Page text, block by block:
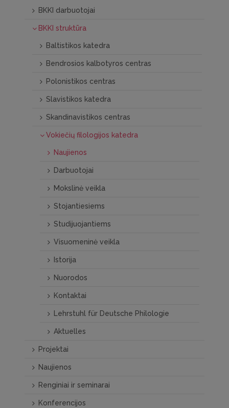
BKKI darbuotojai
BKKI struktūra
Baltistikos katedra
Bendrosios kalbotyros centras
Polonistikos centras
Slavistikos katedra
Skandinavistikos centras
Vokiečių filologijos katedra
Naujienos
Darbuotojai
Mokslinė veikla
Stojantiesiems
Studijuojantiems
Visuomeninė veikla
Istorija
Nuorodos
Kontaktai
Lehrstuhl für Deutsche Philologie
Aktuelles
Projektai
Naujienos
Renginiai ir seminarai
Konferencijos